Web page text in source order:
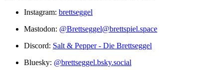
Instagram: brettseggel
Mastodon: @Brettseggel@brettspiel.space
Discord: Salt & Pepper - Die Brettseggel
Bluesky: @brettseggel.bsky.social